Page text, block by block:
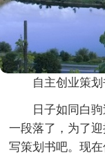
自主创业策划
日子如同白
一段落了，为了
写策划书吧。现